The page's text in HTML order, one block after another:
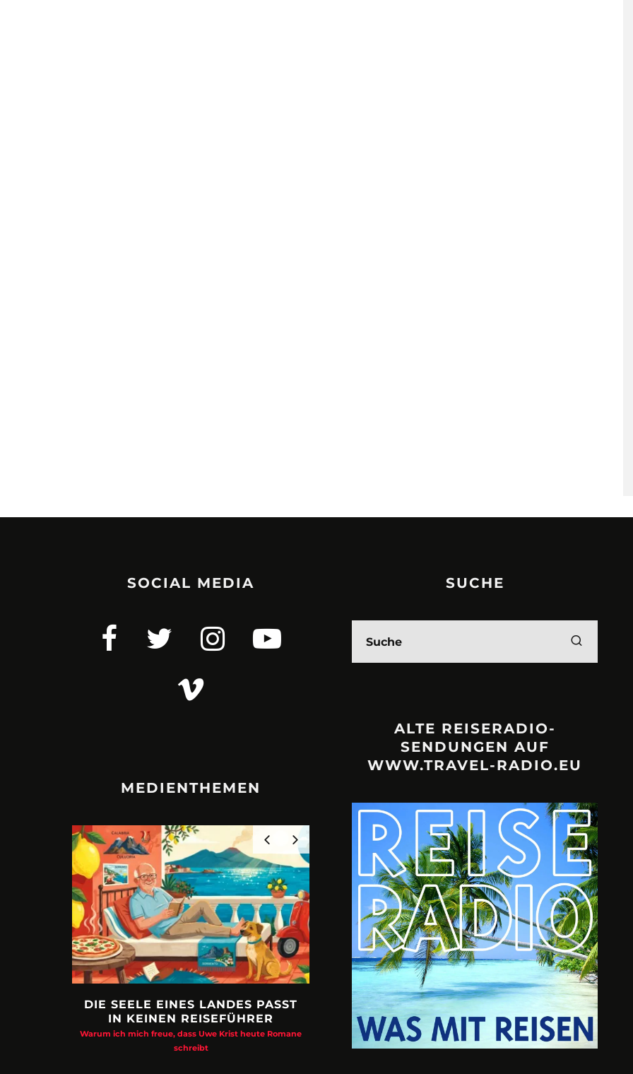
SOCIAL MEDIA
MEDIENTHEMEN
DIE SEELE EINES LANDES PASST
IN KEINEN REISEFÜHRER
Warum ich mich freue, dass Uwe Krist heute Romane
schreibt
URLAUBSFRUST – IST REISEN
KAPUTT?
Philipp Laage „Travel is broken“ - Wege aus der
Urlaubsfalle
A3M –
Mit Krisen-
SUCHE
ALTE REISERADIO-
SENDUNGEN AUF
WWW.TRAVEL-RADIO.EU